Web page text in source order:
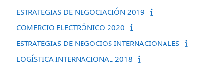
ESTRATEGIAS DE NEGOCIACIÓN 2019
COMERCIO ELECTRÓNICO 2020
ESTRATEGIAS DE NEGOCIOS INTERNACIONALES
LOGÍSTICA INTERNACIONAL 2018